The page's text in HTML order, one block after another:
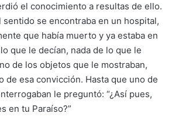
el conocimiento a resultas de ello.
se encontraba en un hospital,
que había muerto y ya estaba en
que le decían, nada de lo que le
de los objetos que le mostraban,
de esa convicción. Hasta que uno de
le preguntó: “¿Así pues,
en tu Paraíso?”